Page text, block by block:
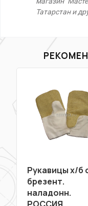
Татарстан и
Рукавицы х/б
брезент.
наладонн.
РОССИЯ